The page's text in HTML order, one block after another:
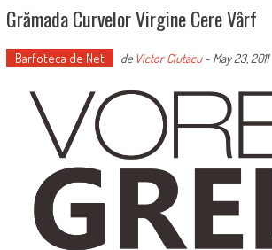
Grămada Curvelor Virgine Cere Vârf
Barfoteca de Net de Victor Ciutacu- May 23, 2011